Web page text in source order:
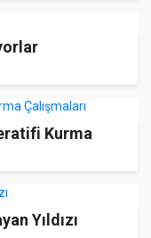
Kurma
Yıldızı